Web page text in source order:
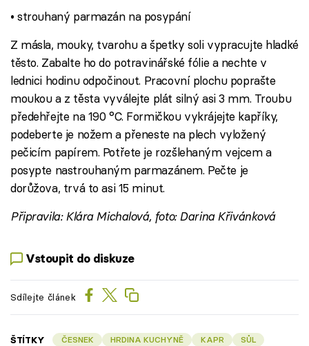
• strouhaný parmazán na posypání
Z másla, mouky, tvarohu a špetky soli vypracujte hladké
těsto. Zabalte ho do potravinářské fólie a nechte v
lednici hodinu odpočinout. Pracovní plochu poprašte
moukou a z těsta vyválejte plát silný asi 3 mm. Troubu
předehřejte na 190 °C. Formičkou vykrájejte kapříky,
podeberte je nožem a přeneste na plech vyložený
pečicím papírem. Potřete je rozšlehaným vejcem a
posypte nastrouhaným parmazánem. Pečte je
dorůžova, trvá to asi 15 minut.
Připravila: Klára Michalová, foto: Darina Křivánková
Vstoupit do diskuze
Sdílejte článek
ŠTÍTKY ČESNEK HRDINA KUCHYNĚ KAPR
SŮL